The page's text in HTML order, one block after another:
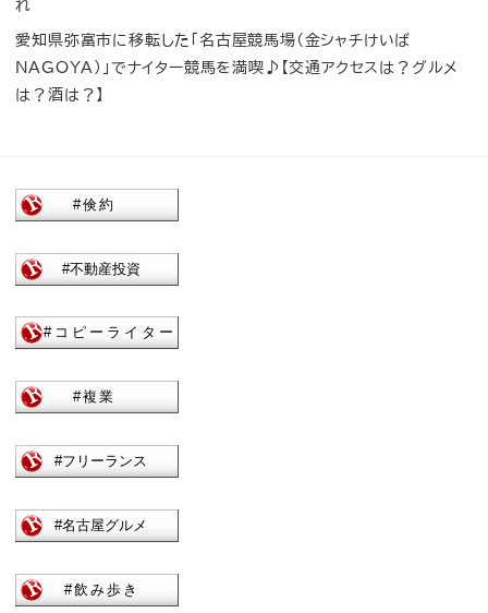
れ
愛知県弥富市に移転した「名古屋競馬場（金シャチけいば
NAGOYA）」でナイター競馬を満喫♪【交通アクセスは？グルメ
は？酒は？】